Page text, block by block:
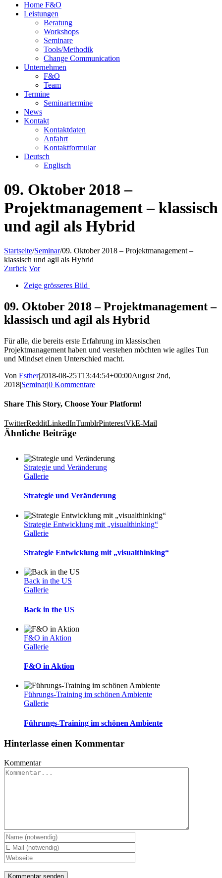
Home F&O
Leistungen
Beratung
Workshops
Seminare
Tools/Methodik
Change Communication
Unternehmen
F&O
Team
Termine
Seminartermine
News
Kontakt
Kontaktdaten
Anfahrt
Kontaktformular
Deutsch
Englisch
09. Oktober 2018 –
Projektmanagement – klassisch
und agil als Hybrid
Startseite/Seminar/09. Oktober 2018 – Projektmanagement –
klassisch und agil als Hybrid
Zurück Vor
Zeige grösseres Bild
09. Oktober 2018 – Projektmanagement –
klassisch und agil als Hybrid
Für alle, die bereits erste Erfahrung im klassischen
Projektmanagement haben und verstehen möchten wie agiles Tun
und Mindset einen Unterschied macht.
Von Esther|2018-08-25T13:44:54+00:00August 2nd,
2018|Seminar|0 Kommentare
Share This Story, Choose Your Platform!
TwitterRedditLinkedInTumblrPinterestVkE-Mail
Ähnliche Beiträge
Strategie und Veränderung
Gallerie
Strategie und Veränderung
Strategie Entwicklung mit „visualthinking“
Gallerie
Strategie Entwicklung mit „visualthinking“
Back in the US
Gallerie
Back in the US
F&O in Aktion
Gallerie
F&O in Aktion
Führungs-Training im schönen Ambiente
Gallerie
Führungs-Training im schönen Ambiente
Hinterlasse einen Kommentar
Kommentar